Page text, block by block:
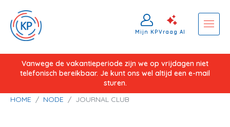
OverslaanVanwege de vakantieperiode zijn we op vrijdagen niet
telefonisch bereikbaar. Je kunt ons wel altijd een e-mail
sturen.
Mijn KPVraag AI
Kruimelpad
HOME NODE JOURNAL CLUB